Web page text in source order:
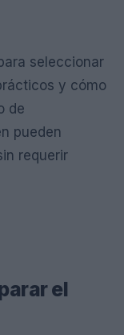
seleccionar
y cómo
de
pueden
requerir
el